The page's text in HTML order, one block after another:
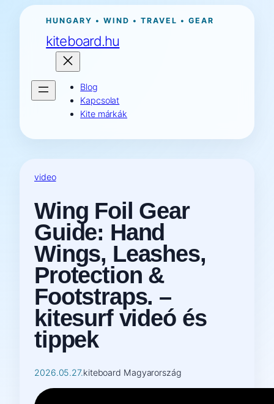
Ugrás
tartalomhoz
HUNGARY • WIND • TRAVEL • GEAR
kiteboard.hu
Blog
Kapcsolat
Kite márkák
video
Wing Foil Gear
Guide: Hand
Wings, Leashes,
Protection &
Footstraps. –
kitesurf videó és
tippek
2026.05.27.kiteboard Magyarország